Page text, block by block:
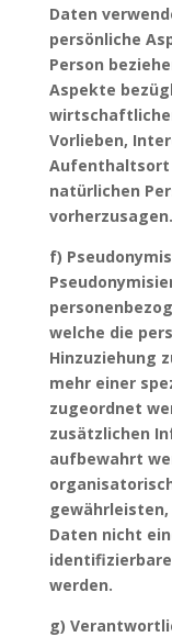
Daten
persönliche
Person
Aspekte
Vorlieben,
Aufenthaltsort
natürlichen
vorherzusagen.
f)
welche die
Hinzuziehung
mehr einer
zugeordnet
zusätzlichen
aufbewahrt
Daten nicht
werden.
g)